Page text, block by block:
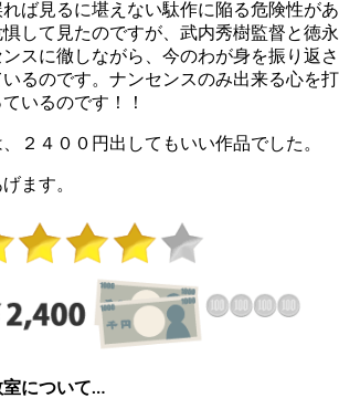
ば見るに堪えない駄作に陥る危険性があ
して見たのですが、武内秀樹監督と徳永
スに徹しながら、今のわが身を振り返さ
るのです。ナンセンスのみ出来る心を打
いるのです！！
２４００円出してもいい作品でした。
ます。
室について…